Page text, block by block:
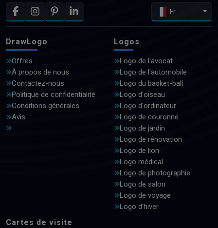
Fr
DrawLogo
Offres
À propos de nous
Contactez-nous
Politique de confidentialité
Conditions générales
Avis
Logos
Logo de l'avocat
Logo de l'automobile
Logo du basket-ball
Logo d'oiseau
Logo d'ordinateur
Logo de couronne
Logo de jardin
Logo de rénovation
Logo de lion
Logo médical
Logo de photographie
Logo de salon
Logo de voyage
Logo d'hiver
Cartes de visite